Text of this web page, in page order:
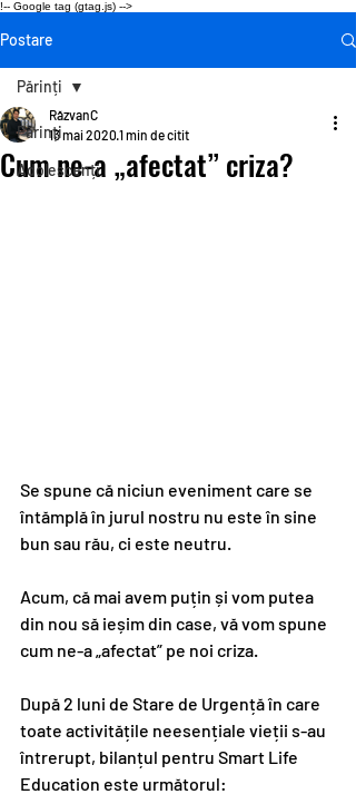
!-- Google tag (gtag.js) -->
Postare
Părinți
Adolescenți
Părinți
Cum ne-a „afectat” criza?
RăzvanC
13 mai 2020 1 min de citit
Se spune că niciun eveniment care se
întămplă în jurul nostru nu este în sine
bun sau rău, ci este neutru.
Acum, că mai avem puțin și vom putea
din nou să ieșim din case, vă vom spune
cum ne-a „afectat” pe noi criza.
După 2 luni de Stare de Urgență în care
toate activitățile neesențiale vieții s-au
întrerupt, bilanțul pentru Smart Life
Education este următorul: